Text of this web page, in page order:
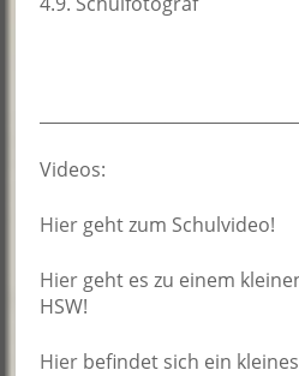
Videos:
Hier geht zum Schulvideo!
Hier geht es zu einem
HSW!
Hier befindet sich ein